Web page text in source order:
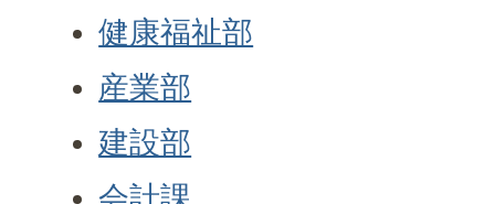
健康福祉部
産業部
建設部